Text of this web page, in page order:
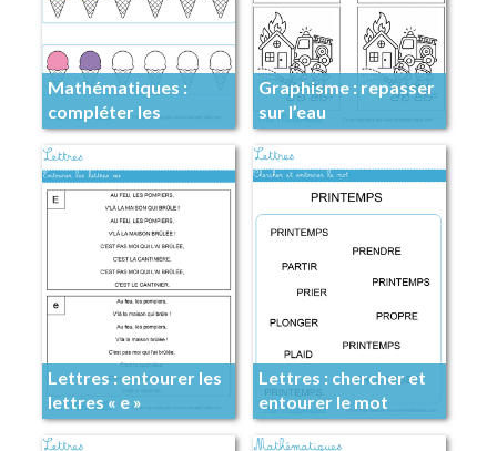
Mathématiques :
compléter les
algorithmes
Graphisme : repasser
sur l’eau
Lettres : entourer les
lettres « e »
Lettres : chercher et
entourer le mot